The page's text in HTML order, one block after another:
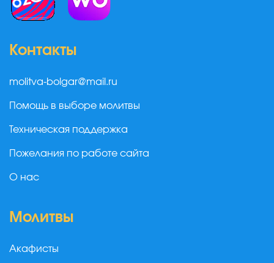
Контакты
molitva-bolgar@mail.ru
Помощь в выборе молитвы
Техническая поддержка
Пожелания по работе сайта
О нас
Молитвы
Акафисты